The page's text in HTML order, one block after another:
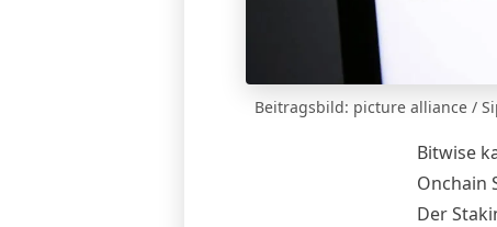
Beitragsbild: picture alliance /
Bitwise
Onchain
Der